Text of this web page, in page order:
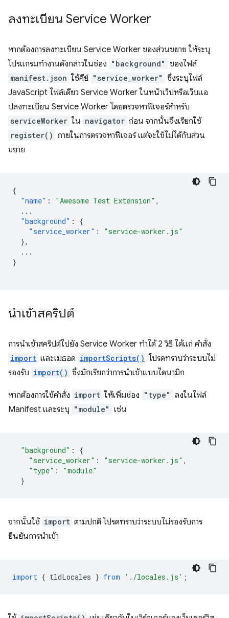
ลงทะเบียน Service Worker
หากต้องการลงทะเบียน Service Worker ของส่วนขยาย ให้ระบุ
โปรแกรมทำงานดังกล่าวในช่อง "background" ของไฟล์
manifest.json ใช้คีย์ "service_worker" ซึ่งระบุไฟล์
JavaScript ไฟล์เดียว Service Worker ในหน้าเว็บหรือเว็บแอ
ปลงทะเบียน Service Worker โดยตรวจหาฟีเจอร์สำหรับ
serviceWorker ใน navigator ก่อน จากนั้นจึงเรียกใช้
register() ภายในการตรวจหาฟีเจอร์ แต่จะใช้ไม่ได้กับส่วน
ขยาย
{
"name" : "Awesome Test Extension" ,
...
"background" :
{
"service_worker" :
"service-worker.js"
},
...
}
นำเข้าสคริปต์
การนําเข้าสคริปต์ไปยัง Service Worker ทําได้ 2 วิธี ได้แก่ คำสั่ง
import และเมธอด importScripts() โปรดทราบว่าระบบไม่
รองรับ import() ซึ่งมักเรียกว่าการนําเข้าแบบไดนามิก
หากต้องการใช้คำสั่ง import ให้เพิ่มช่อง "type" ลงในไฟล์
Manifest และระบุ "module" เช่น
"background" :
{
"service_worker" : "service-worker.js" ,
"type" :
"module"
}
จากนั้นใช้ import ตามปกติ โปรดทราบว่าระบบไม่รองรับการ
ยืนยันการนำเข้า
import { tldLocales } from './locales.js' ;